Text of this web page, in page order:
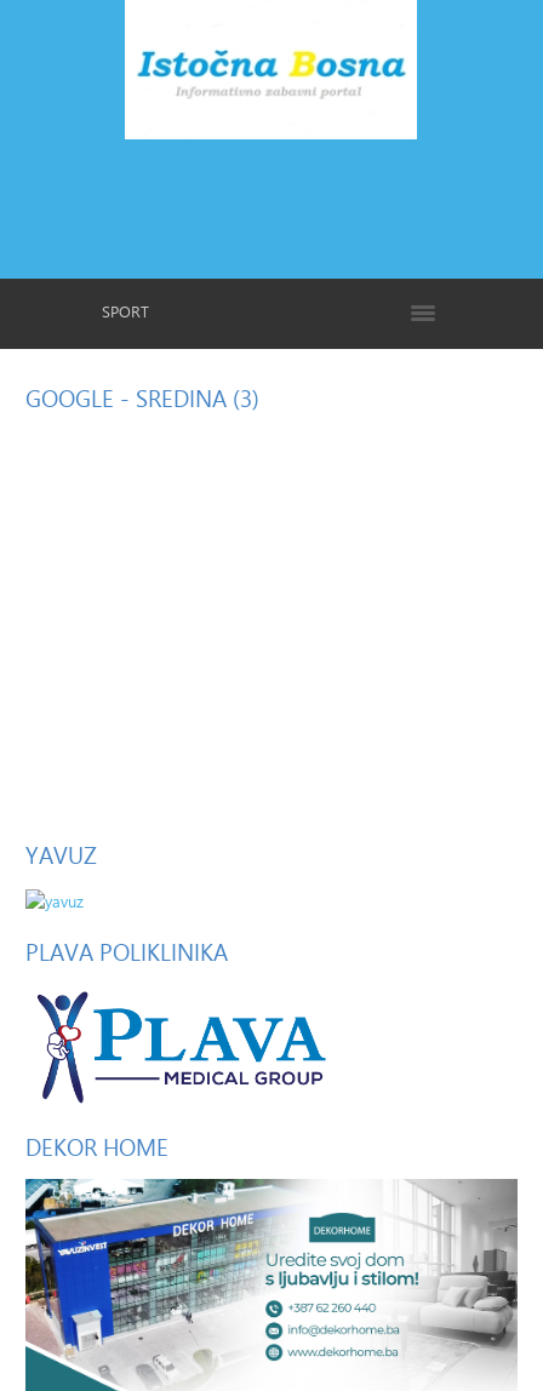
SPORT
GOOGLE - SREDINA (3)
YAVUZ
PLAVA POLIKLINIKA
DEKOR HOME